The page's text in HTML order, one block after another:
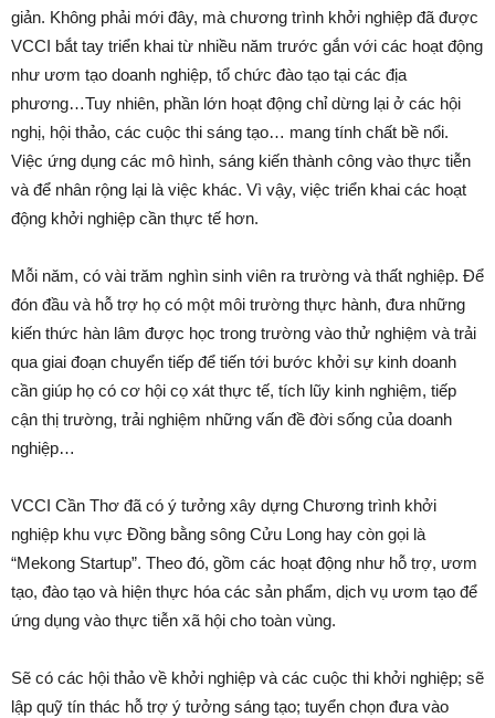
giản. Không phải mới đây, mà chương trình khởi nghiệp đã được
VCCI bắt tay triển khai từ nhiều năm trước gắn với các hoạt động
như ươm tạo doanh nghiệp, tổ chức đào tạo tại các địa
phương…Tuy nhiên, phần lớn hoạt động chỉ dừng lại ở các hội
nghị, hội thảo, các cuộc thi sáng tạo… mang tính chất bề nổi.
Việc ứng dụng các mô hình, sáng kiến thành công vào thực tiễn
và để nhân rộng lại là việc khác. Vì vậy, việc triển khai các hoạt
động khởi nghiệp cần thực tế hơn.
Mỗi năm, có vài trăm nghìn sinh viên ra trường và thất nghiệp. Để
đón đầu và hỗ trợ họ có một môi trường thực hành, đưa những
kiến thức hàn lâm được học trong trường vào thử nghiệm và trải
qua giai đoạn chuyển tiếp để tiến tới bước khởi sự kinh doanh
cần giúp họ có cơ hội cọ xát thực tế, tích lũy kinh nghiệm, tiếp
cận thị trường, trải nghiệm những vấn đề đời sống của doanh
nghiệp…
VCCI Cần Thơ đã có ý tưởng xây dựng Chương trình khởi
nghiệp khu vực Đồng bằng sông Cửu Long hay còn gọi là
“Mekong Startup”. Theo đó, gồm các hoạt động như hỗ trợ, ươm
tạo, đào tạo và hiện thực hóa các sản phẩm, dịch vụ ươm tạo để
ứng dụng vào thực tiễn xã hội cho toàn vùng.
Sẽ có các hội thảo về khởi nghiệp và các cuộc thi khởi nghiệp; sẽ
lập quỹ tín thác hỗ trợ ý tưởng sáng tạo; tuyển chọn đưa vào